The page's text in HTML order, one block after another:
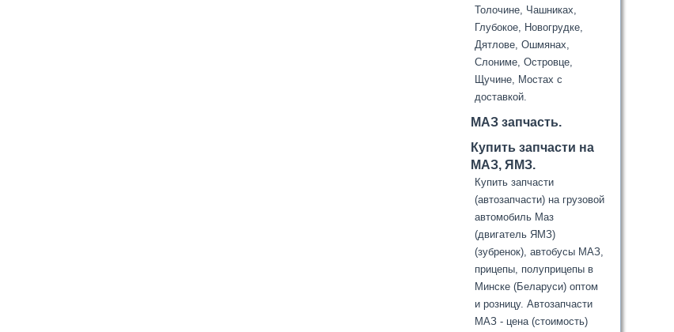
Толочине, Чашниках,
Глубокое, Новогрудке,
Дятлове, Ошмянах,
Слониме, Островце,
Щучине, Мостах с
доставкой.
МАЗ запчасть.
Купить запчасти на
МАЗ, ЯМЗ.
Купить запчасти
(автозапчасти) на грузовой
автомобиль Маз
(двигатель ЯМЗ)
(зубренок), автобусы МАЗ,
прицепы, полуприцепы в
Минске (Беларуси) оптом
и розницу. Автозапчасти
МАЗ - цена (стоимость)